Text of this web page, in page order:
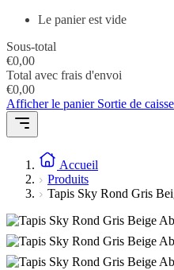
Le panier est vide
Sous-total
€0,00
Total avec frais d'envoi
€0,00
Afficher le panier Sortie de caisse
Accueil
Produits
Tapis Sky Rond Gris